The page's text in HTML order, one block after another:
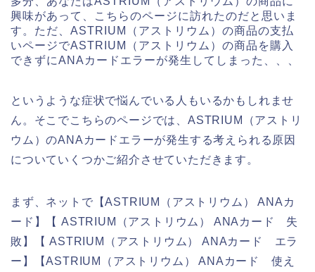
興味があって、こちらのページに訪れたのだと思いま
す。ただ、ASTRIUM（アストリウム）の商品の支払
いページでASTRIUM（アストリウム）の商品を購入
できずにANAカードエラーが発生してしまった、、、
というような症状で悩んでいる人もいるかもしれませ
ん。そこでこちらのページでは、ASTRIUM（アストリ
ウム）のANAカードエラーが発生する考えられる原因
についていくつかご紹介させていただきます。
まず、ネットで【ASTRIUM（アストリウム） ANAカ
ード】【 ASTRIUM（アストリウム） ANAカード 失
敗】【 ASTRIUM（アストリウム） ANAカード エラ
ー】【ASTRIUM（アストリウム） ANAカード 使え